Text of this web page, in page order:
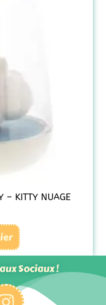
– KITTY NUAGE
Sociaux !